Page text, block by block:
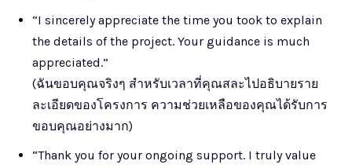
“I sincerely appreciate the time you took to explain
the details of the project. Your guidance is much
appreciated.”
(ฉันขอบคุณจริงๆ สำหรับเวลาที่คุณสละไปอธิบายราย
ละเอียดของโครงการ ความช่วยเหลือของคุณได้รับการ
ขอบคุณอย่างมาก)
“Thank you for your ongoing support. I truly value